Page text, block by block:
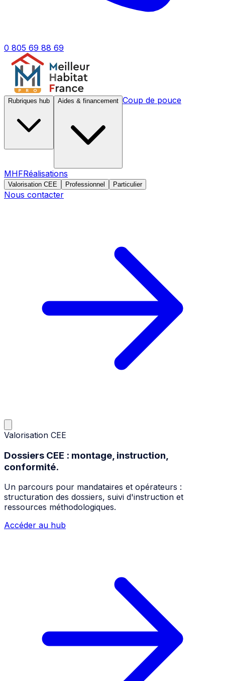
0 805 69 88 69
Rubriques hub Aides & financement Coup de pouce
MHFRéalisations
Valorisation CEE Professionnel Particulier
Nous contacter
Valorisation CEE
Dossiers CEE : montage, instruction,
conformité.
Un parcours pour mandataires et opérateurs :
structuration des dossiers, suivi d'instruction et
ressources méthodologiques.
Accéder au hub